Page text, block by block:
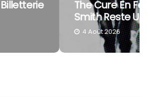
Festival : Pourquoi Robert
Une Tête D’affiche À Part